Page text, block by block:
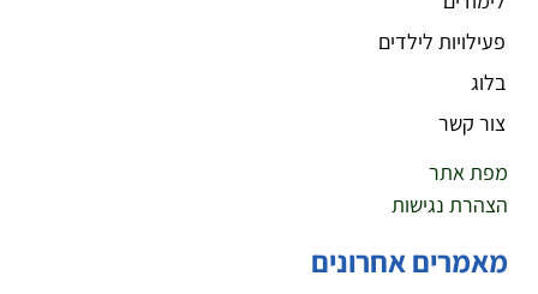
פעילויות לילדים
בלוג
צור קשר
מפת אתר
הצהרת נגישות
מאמרים אחרונים